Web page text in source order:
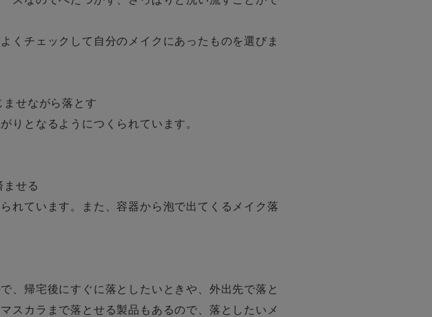
くチェックして自分のメイクにあったものを選びま
せながら落とす
りとなるようにつくられています。
ませる
れています。また、容器から泡で出てくるメイク落
、帰宅後にすぐに落としたいときや、外出先で落と
スカラまで落とせる製品もあるので、落としたいメ